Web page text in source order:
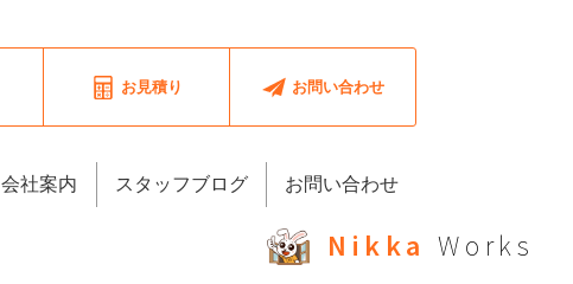
お見積り お問い合わせ
会社案内 スタッフブログ お問い合わせ
Nikka Works